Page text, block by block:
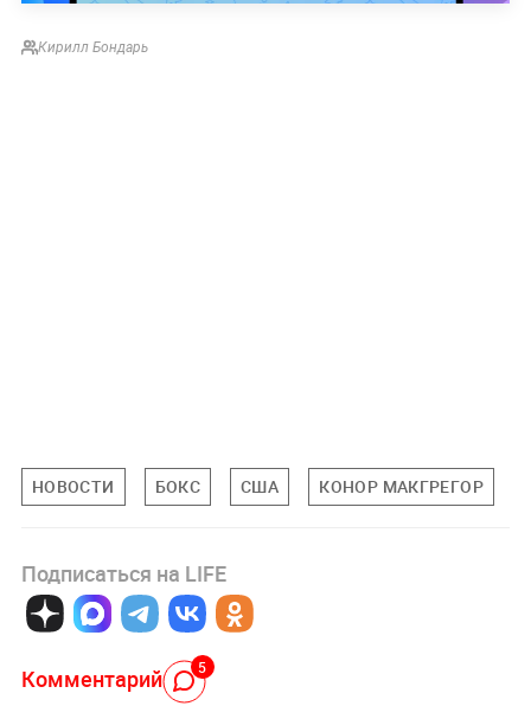
Кирилл Бондарь
НОВОСТИ БОКС США КОНОР МАКГРЕГОР
Подписаться на LIFE
Комментарий 5